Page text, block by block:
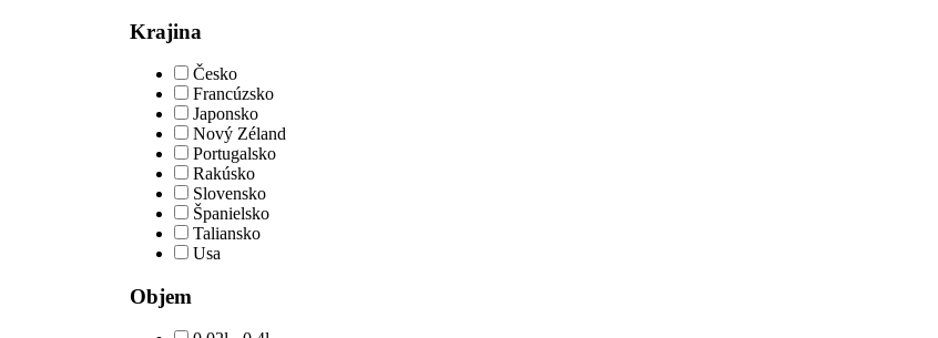
Krajina
Česko
Francúzsko
Japonsko
Nový Zéland
Portugalsko
Rakúsko
Slovensko
Španielsko
Taliansko
Usa
Objem